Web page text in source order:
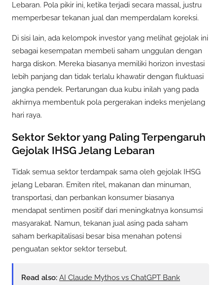
Lebaran. Pola pikir ini, ketika terjadi secara massal, justru
memperbesar tekanan jual dan memperdalam koreksi.
Di sisi lain, ada kelompok investor yang melihat gejolak ini
sebagai kesempatan membeli saham unggulan dengan
harga diskon. Mereka biasanya memiliki horizon investasi
lebih panjang dan tidak terlalu khawatir dengan fluktuasi
jangka pendek. Pertarungan dua kubu inilah yang pada
akhirnya membentuk pola pergerakan indeks menjelang
hari raya.
Sektor Sektor yang Paling Terpengaruh
Gejolak IHSG Jelang Lebaran
Tidak semua sektor terdampak sama oleh gejolak IHSG
jelang Lebaran. Emiten ritel, makanan dan minuman,
transportasi, dan perbankan konsumer biasanya
mendapat sentimen positif dari meningkatnya konsumsi
masyarakat. Namun, tekanan jual asing pada saham
saham berkapitalisasi besar bisa menahan potensi
penguatan sektor sektor tersebut.
Read also: AI Claude Mythos vs ChatGPT Bank